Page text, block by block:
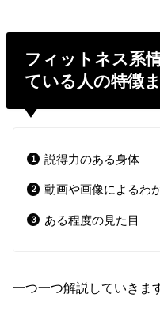
フィットネス系
ている人の特徴
説得力のある身体
動画や画像によるわ
ある程度の見た目
一つ一つ解説していきま